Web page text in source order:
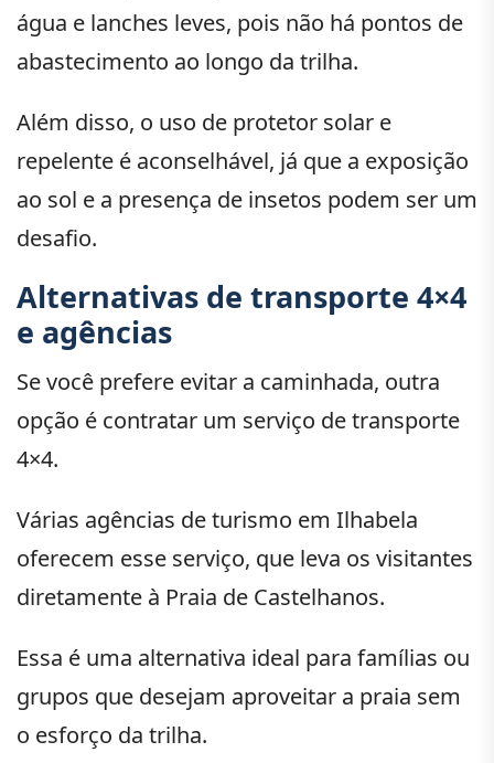
água e lanches leves, pois não há pontos de
abastecimento ao longo da trilha.
Além disso, o uso de protetor solar e
repelente é aconselhável, já que a exposição
ao sol e a presença de insetos podem ser um
desafio.
Alternativas de transporte 4×4
e agências
Se você prefere evitar a caminhada, outra
opção é contratar um serviço de transporte
4×4.
Várias agências de turismo em Ilhabela
oferecem esse serviço, que leva os visitantes
diretamente à Praia de Castelhanos.
Essa é uma alternativa ideal para famílias ou
grupos que desejam aproveitar a praia sem
o esforço da trilha.